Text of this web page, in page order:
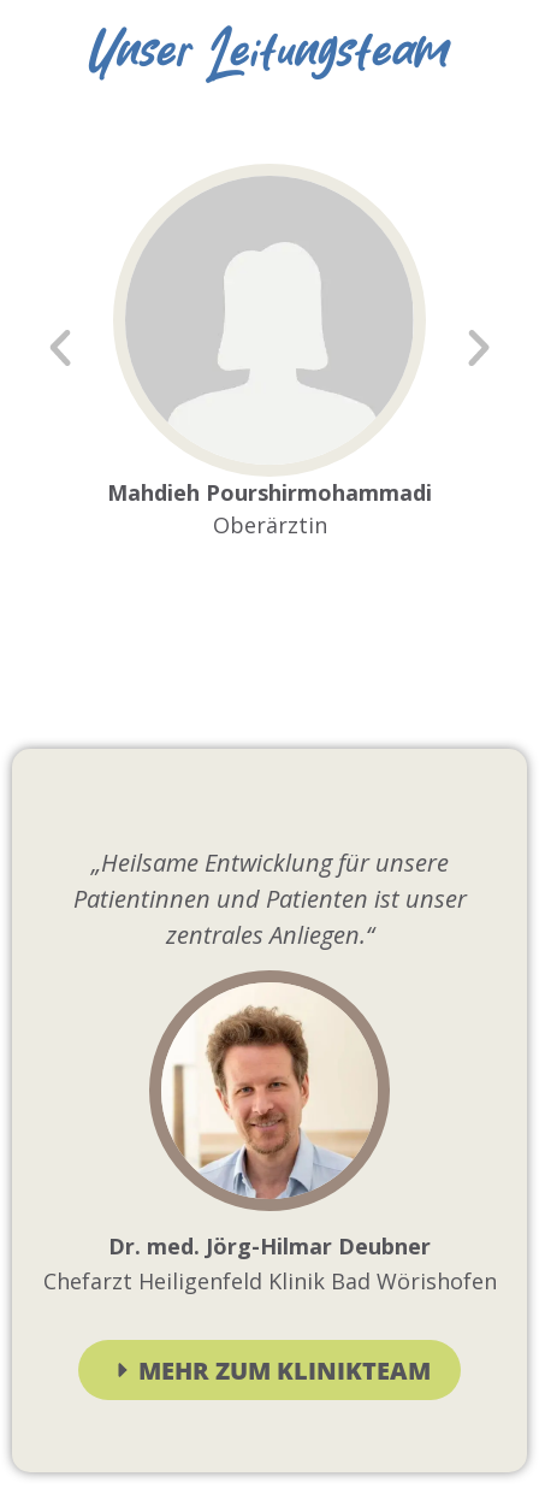
Unser Leitungsteam
Mahdieh Pourshirmohammadi
Oberärztin
„Heilsame Entwicklung für unsere
Patientinnen und Patienten ist unser
zentrales Anliegen.“
Dr. med. Jörg-Hilmar Deubner
Chefarzt Heiligenfeld Klinik Bad Wörishofen
MEHR ZUM KLINIKTEAM